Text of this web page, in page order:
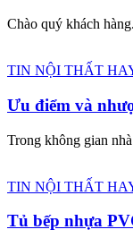
Chào quý khách
TIN NỘI THẤT
Ưu điểm và
Trong không gian
TIN NỘI THẤT
Tủ bếp nhựa